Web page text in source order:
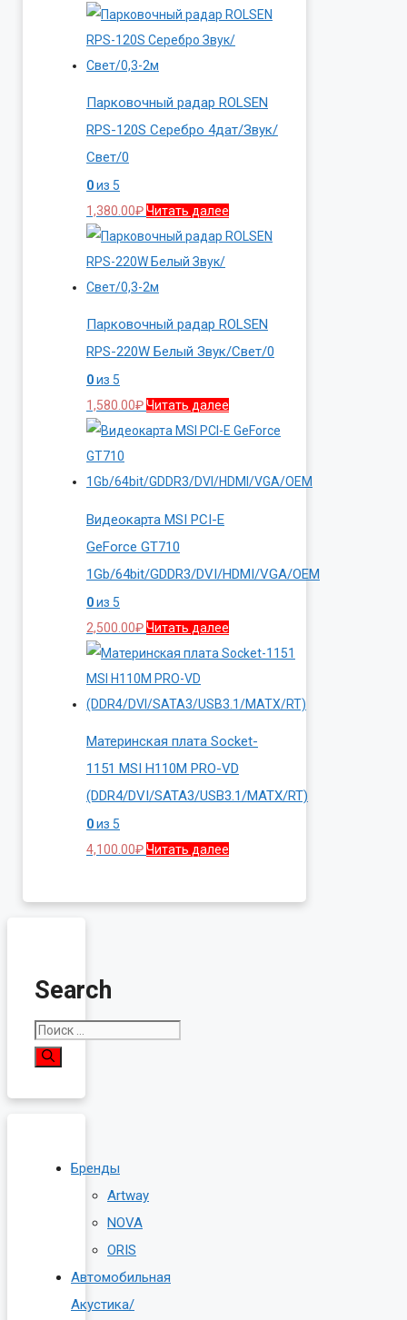
Парковочный радар ROLSEN
RPS-120S Серебро 4дат/Звук/
Свет/0
0из 5
1,380.00₽Читать далее
Парковочный радар ROLSEN
RPS-220W Белый Звук/Свет/0
0из 5
1,580.00₽Читать далее
Видеокарта MSI PCI-E
GeForce GT710
1Gb/64bit/GDDR3/DVI/HDMI/VGA/OEM
0из 5
2,500.00₽Читать далее
Материнская плата Socket-
1151 MSI H110M PRO-VD
(DDR4/DVI/SATA3/USB3.1/MATX/RT)
0из 5
4,100.00₽Читать далее
Search
Поиск:
Бренды
Artway
NOVA
ORIS
Автомобильная
Акустика/